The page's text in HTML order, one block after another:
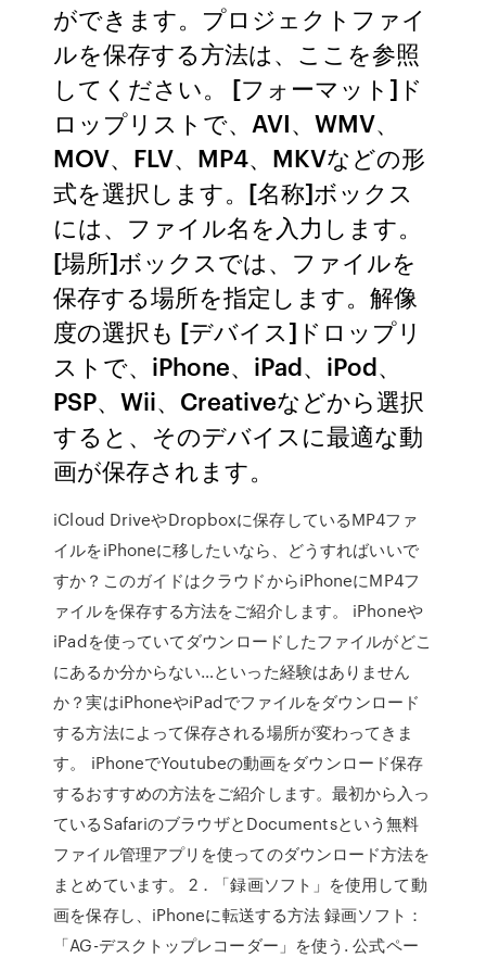
ができます。プロジェクトファイ
ルを保存する方法は、ここを参照
してください。 [フォーマット]ド
ロップリストで、AVI、WMV、
MOV、FLV、MP4、MKVなどの形
式を選択します。[名称]ボックス
には、ファイル名を入力します。
[場所]ボックスでは、ファイルを
保存する場所を指定します。解像
度の選択も [デバイス]ドロップリ
ストで、iPhone、iPad、iPod、
PSP、Wii、Creativeなどから選択
すると、そのデバイスに最適な動
画が保存されます。
iCloud DriveやDropboxに保存しているMP4ファ
イルをiPhoneに移したいなら、どうすればいいで
すか？このガイドはクラウドからiPhoneにMP4フ
ァイルを保存する方法をご紹介します。 iPhoneや
iPadを使っていてダウンロードしたファイルがどこ
にあるか分からない…といった経験はありません
か？実はiPhoneやiPadでファイルをダウンロード
する方法によって保存される場所が変わってきま
す。 iPhoneでYoutubeの動画をダウンロード保存
するおすすめの方法をご紹介します。最初から入っ
ているSafariのブラウザとDocumentsという無料
ファイル管理アプリを使ってのダウンロード方法を
まとめています。 2．「録画ソフト」を使用して動
画を保存し、iPhoneに転送する方法 録画ソフト：
「AG-デスクトップレコーダー」を使う. 公式ペー